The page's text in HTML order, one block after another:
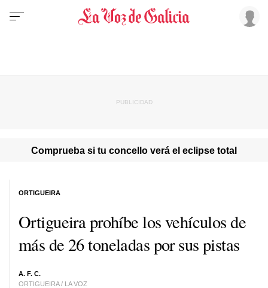
Comprueba si tu concello verá el eclipse total
Ortigueira prohíbe los vehículos de
más de 26 toneladas por sus pistas
A. F. C.
ORTIGUEIRA / LA VOZ
ORTIGUEIRA